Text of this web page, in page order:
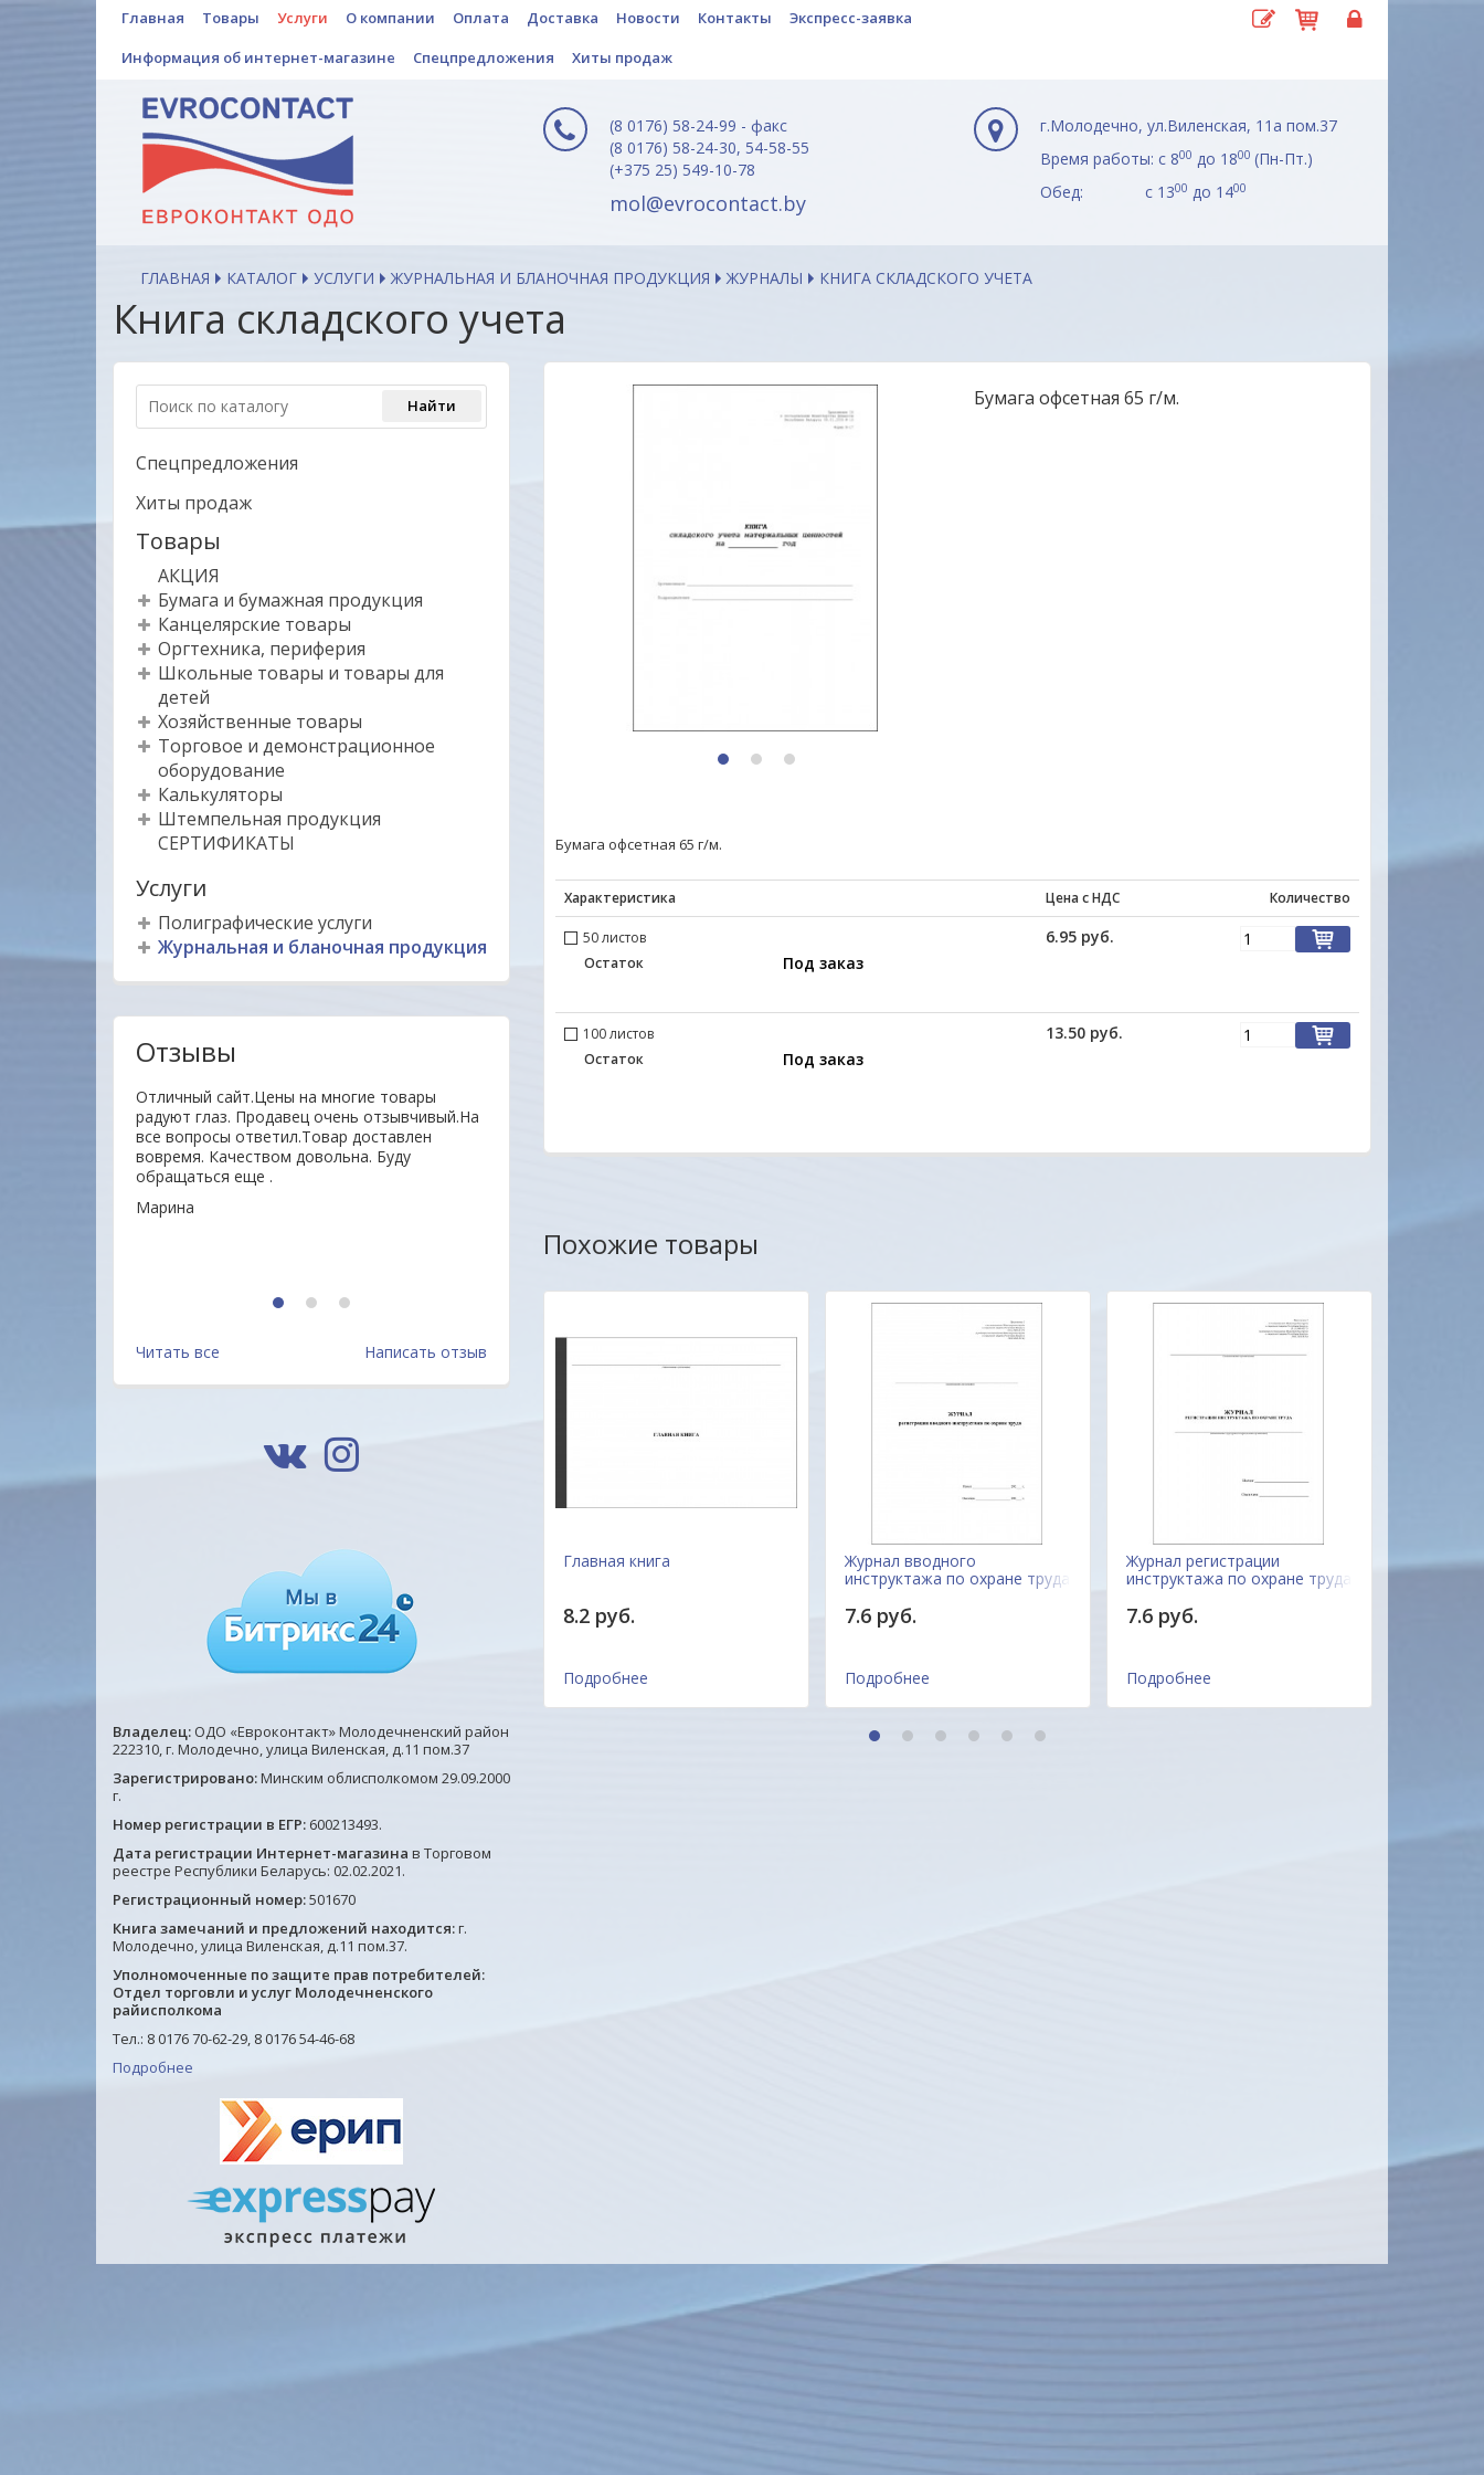
Главная Товары Услуги О компании Оплата Доставка Новости Контакты
Экспресс-заявка
Информация об интернет-магазине
Спецпредложения Хиты продаж
(8 0176) 58-24-99 - факс
(8 0176) 58-24-30, 54-58-55
(+375 25) 549-10-78
mol@evrocontact.by
г.Молодечно, ул.Виленская, 11а пом.37
Время работы: с 800 до 1800 (Пн-Пт.)
Обед: с 1300 до 1400
ГЛАВНАЯ КАТАЛОГ УСЛУГИ ЖУРНАЛЬНАЯ И БЛАНОЧНАЯ ПРОДУКЦИЯ ЖУРНАЛЫ КНИГА СКЛАДСКОГО УЧЕТА
Книга складского учета
Спецпредложения
Хиты продаж
Товары
АКЦИЯ
Бумага и бумажная продукция
Канцелярские товары
Оргтехника, периферия
Школьные товары и товары для
детей
Хозяйственные товары
Торговое и демонстрационное
оборудование
Калькуляторы
Штемпельная продукция
СЕРТИФИКАТЫ
Услуги
Полиграфические услуги
Журнальная и бланочная продукция
Отзывы
Отличный сайт.Цены на многие товары
радуют глаз. Продавец очень отзывчивый.На
все вопросы ответил.Товар доставлен
вовремя. Качеством довольна. Буду
обращаться еще .
Марина
Вас. Будем благодарны всем Вашим
неординарностью... МО-ЛОД-ЦЫ !!!
вовремя. Качеством довольна. Буду
1 2 3
Читать все Написать отзыв
Владелец: ОДО «Евроконтакт» Молодечненский район
222310, г. Молодечно, улица Виленская, д.11 пом.37
Зарегистрировано:Минским облисполкомом 29.09.2000
г.
Номер регистрации в ЕГР: 600213493.
Дата регистрации Интернет-магазина в Торговом
реестре Республики Беларусь: 02.02.2021.
Регистрационный номер:501670
Книга замечаний и предложений находится:г.
Молодечно, улица Виленская, д.11 пом.37.
Уполномоченные по защите прав потребителей:
Отдел торговли и услуг Молодечненского
райисполкома
Тел.: 8 0176 70-62-29, 8 0176 54-46-68
Подробнее
1 2 3
Бумага офсетная 65 г/м.
Бумага офсетная 65 г/м.
Характеристика Цена с НДС Количество
50 листов
Остаток
Под заказ
6.95 руб.
100 листов
Остаток
Под заказ
13.50 руб.
Похожие товары
Журнал контроля за
соблюдением требований по
охране труда 40л
7.6 руб.
Подробнее
Главная книга
8.2 руб.
Подробнее
Журнал вводного
инструктажа по охране труда
7.6 руб.
Подробнее
Журнал регистрации
инструктажа по охране труда
7.6 руб.
Подробнее
Журнал
1 2 3 4 5 6